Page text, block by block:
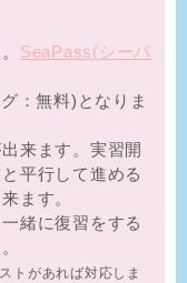
SeaPass(シーパ
：無料)となりま
来ます。実習開
平行して進める
ます。
緒に復習をする
トがあれば対応しま